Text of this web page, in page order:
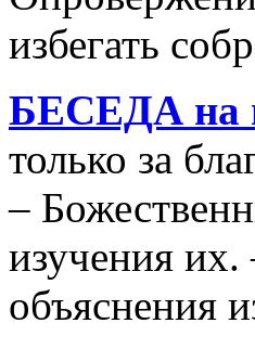
избегать
БЕСЕДА на
только за
–
изучения
объяснения